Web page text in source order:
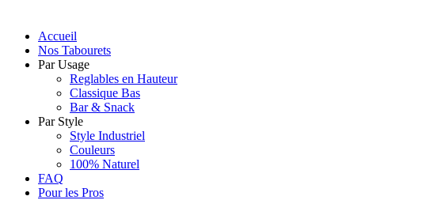
Accueil
Nos Tabourets
Par Usage
Reglables en Hauteur
Classique Bas
Bar & Snack
Par Style
Style Industriel
Couleurs
100% Naturel
FAQ
Pour les Pros